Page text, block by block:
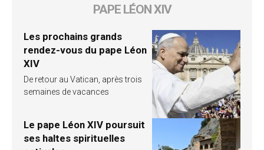
PAPE LÉON XIV
Les prochains grands
rendez-vous du pape Léon
XIV
De retour au Vatican, après trois
semaines de vacances
Le pape Léon XIV poursuit
ses haltes spirituelles